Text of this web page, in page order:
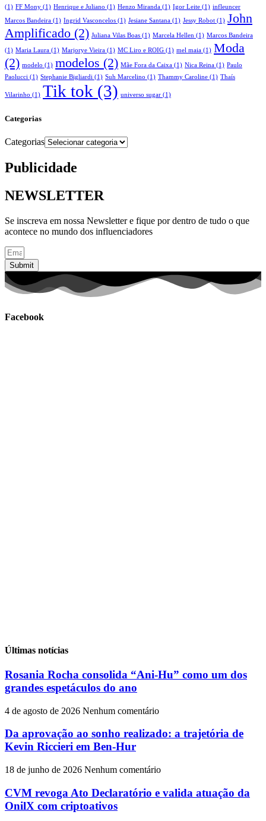
(1) FF Mony (1) Henrique e Juliano (1) Henzo Miranda (1) Igor Leite (1) infleuncer
Marcos Bandeira (1) Ingrid Vasconcelos (1) Jesiane Santana (1) Jessy Robot (1) John
Amplificado (2) Juliana Vilas Boas (1) Marcela Hellen (1) Marcos Bandeira
(1) Maria Laura (1) Marjorye Vieira (1) MC Liro e ROIG (1) mel maia (1) Moda
(2) modelo (1) modelos (2) Mãe Fora da Caixa (1) Nica Reina (1) Paulo
Paolucci (1) Stephanie Bigliardi (1) Suh Marcelino (1) Thammy Caroline (1) Thaís
Vilarinho (1) Tik tok (3) universo sugar (1)
Categorias
Categorias
Publicidade
NEWSLETTER
Se inscreva em nossa Newsletter e fique por dentro de tudo o que
acontece no mundo dos influenciadores
Submit
Facebook
Últimas notícias
Rosania Rocha consolida “Ani-Hu” como um dos
grandes espetáculos do ano
4 de agosto de 2026 Nenhum comentário
Da aprovação ao sonho realizado: a trajetória de
Kevin Riccieri em Ben-Hur
18 de junho de 2026 Nenhum comentário
CVM revoga Ato Declaratório e valida atuação da
OnilX com criptoativos